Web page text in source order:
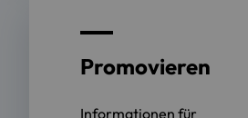
Promovieren
Informationen für